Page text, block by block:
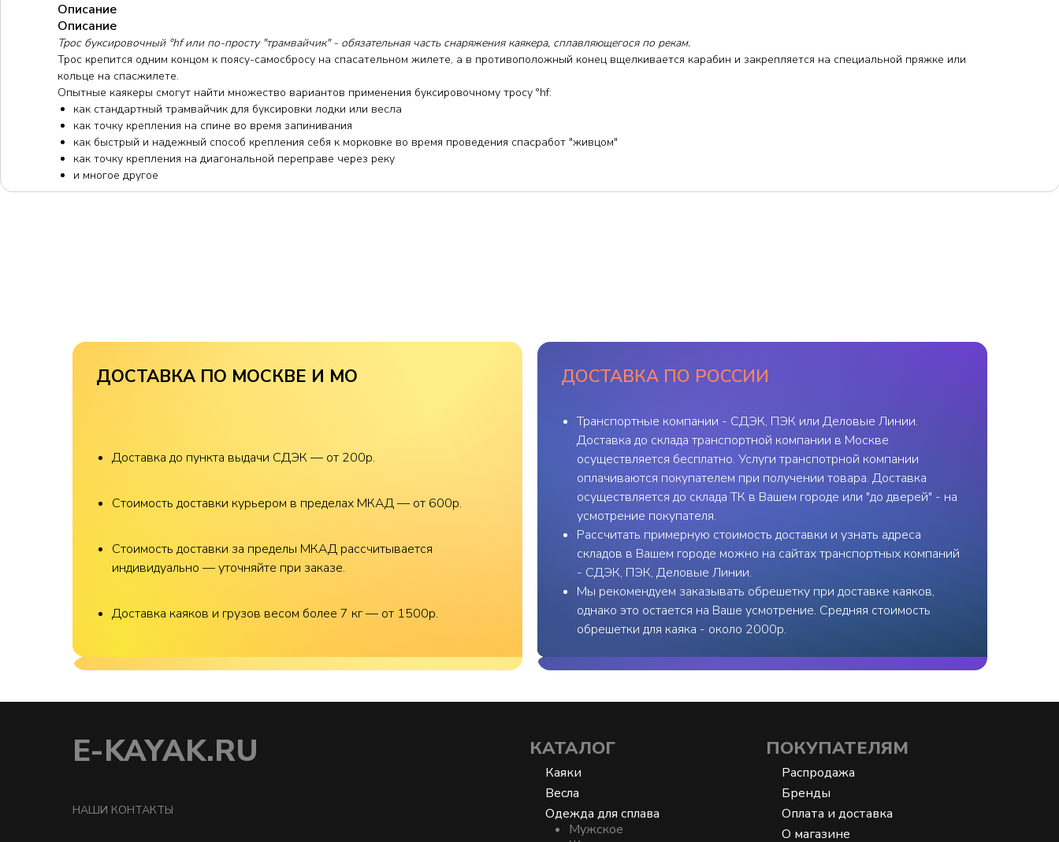
Описание
Описание
Трос буксировочный °hf или по-просту "трамвайчик" - обязательная часть снаряжения каякера, сплавляющегося по рекам.
Трос крепится одним концом к поясу-самосбросу на спасательном жилете, а в противоположный конец вщелкивается карабин и закрепляется на специальной пряжке или
кольце на спасжилете.
Опытные каякеры смогут найти множество вариантов применения буксировочному тросу °hf:
как стандартный трамвайчик для буксировки лодки или весла
как точку крепления на спине во время запинивания
как быстрый и надежный способ крепления себя к морковке во время проведения спасработ "живцом"
как точку крепления на диагональной переправе через реку
и многое другое
ДОСТАВКА ПО МОСКВЕ И МО
Доставка до пункта выдачи СДЭК — от 200р.
Стоимость доставки курьером в пределах МКАД — от 600р.
Стоимость доставки за пределы МКАД рассчитывается
индивидуально — уточняйте при заказе.
Доставка каяков и грузов весом более 7 кг — от 1500р.
ДОСТАВКА ПО РОССИИ
Транспортные компании - СДЭК, ПЭК или Деловые Линии.
Доставка до склада транспортной компании в Москве
осуществляется бесплатно. Услуги транспотрной компании
оплачиваются покупателем при получении товара. Доставка
осуществляется до склада ТК в Вашем городе или "до дверей" - на
усмотрение покупателя.
Рассчитать примерную стоимость доставки и узнать адреса
складов в Вашем городе можно на сайтах транспортных компаний
- СДЭК, ПЭК, Деловые Линии.
Мы рекомендуем заказывать обрешетку при доставке каяков,
однако это остается на Ваше усмотрение. Средняя стоимость
обрешетки для каяка - около 2000р.
E-KAYAK.RU
НАШИ КОНТАКТЫ
КАТАЛОГ
Каяки
Весла
Одежда для сплава
Мужское
ПОКУПАТЕЛЯМ
Распродажа
Бренды
Оплата и доставка
О магазине